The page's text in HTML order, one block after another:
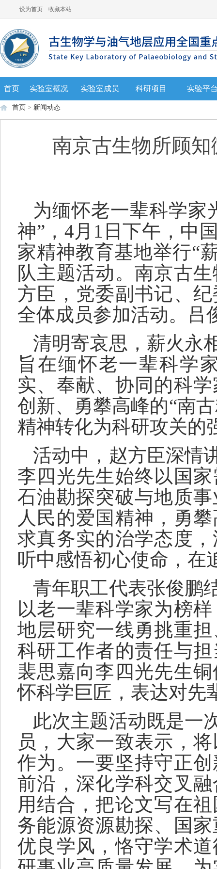
设为首页 收藏本站
首页 实验室概况 实验室成员 科研项目 实验平
首页 > 新闻动态
南京古生物所顾
为缅怀老一辈科学家
神” ，4月1日下午，中
家精神教育基地举行“
队主题活动。南京古
方臣，党委副书记、
全体成员参加活动。
吕
清明寄哀思，薪火永
旨在缅怀老一辈科学
实、奉献、协同的科
创新、勇攀高峰的“南
精神转化为科研攻关的
活动中，赵方臣深情
李四光先生始终以国
石油勘探突破与地质
人民的爱国精神，勇
求真务实的治学态度
听中感悟初心使命，在
青年职工代表张俊鹏
以老一辈科学家为榜
地层研究一线勇挑重
科研工作者的责任与
裴思嘉向李四光先生
怀科学巨匠，表达对先
此次主题活动既是一
员，大家一致表示，
作为。一要坚持守正
前沿， 深化学科交叉
用结合，把论文写在
务能源资源勘探、国
优良学风，恪守学术